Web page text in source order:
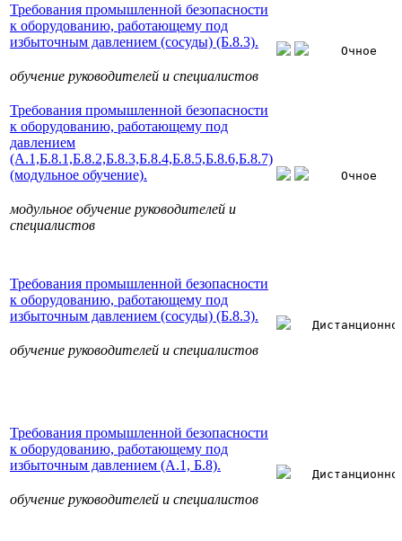
Требования промышленной безопасности
к оборудованию, работающему под
избыточным давлением (сосуды) (Б.8.3).
обучение руководителей и специалистов
Очное
Требования промышленной безопасности
к оборудованию, работающему под
давлением
(А.1,Б.8.1,Б.8.2,Б.8.3,Б.8.4,Б.8.5,Б.8.6,Б.8.7)
(модульное обучение).
модульное обучение руководителей и
специалистов
Очное
Требования промышленной безопасности
к оборудованию, работающему под
избыточным давлением (сосуды) (Б.8.3).
обучение руководителей и специалистов
Требования промышленной безопасности
к оборудованию, работающему под
избыточным давлением (А.1, Б.8).
обучение руководителей и специалистов